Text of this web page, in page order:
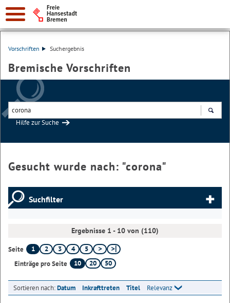
Vorschriften Suchergebnis
Bremische Vorschriften
Hilfe zur Suche
Gesucht wurde nach: "corona"
Suchfilter
Ergebnisse 1 - 10 von (110)
Seite 1 2 3 4
5
Einträge pro Seite
10 20 50
Sortieren nach:Datum Inkrafttreten Titel Relevanz